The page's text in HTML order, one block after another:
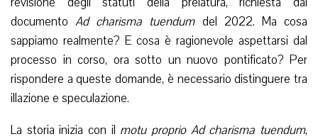
documentoAd charisma tuendumdel 2022. Ma cosa
sappiamo realmente? E cosa è ragionevole aspettarsi dal
processo in corso, ora sotto un nuovo pontificato? Per
rispondere a queste domande, è necessario distinguere tra
illazione e speculazione.
La storia inizia con il motu proprio Ad charisma tuendum,